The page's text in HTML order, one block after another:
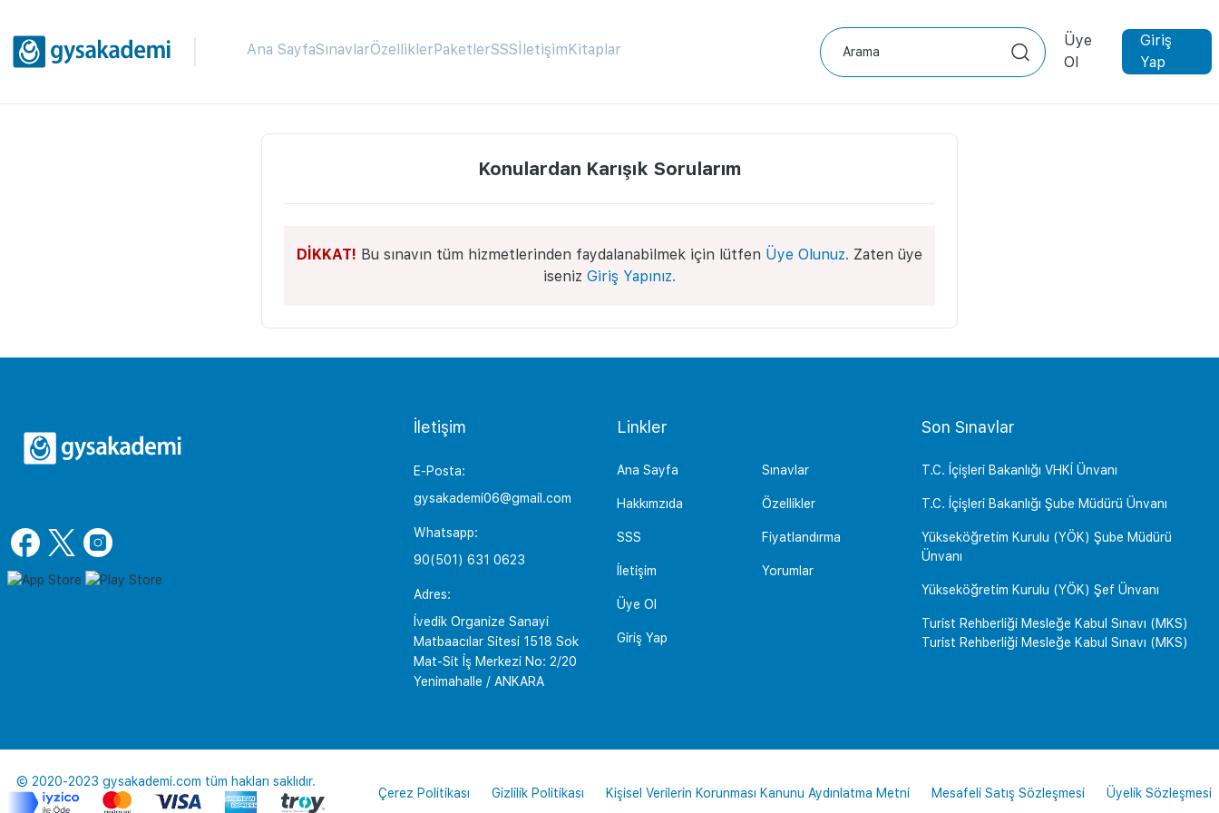
Ana SayfaSınavlarÖzelliklerPaketlerSSSİletişimKitaplar
Üye
Ol
Giriş
Yap
Konulardan Karışık Sorularım
DİKKAT! Bu sınavın tüm hizmetlerinden faydalanabilmek için lütfen Üye Olunuz. Zaten üye
iseniz Giriş Yapınız.
İletişim
E-Posta:
gysakademi06@gmail.com
Whatsapp:
90(501) 631 0623
Adres:
İvedik Organize Sanayi
Matbaacılar Sitesi 1518 Sok
Mat-Sit İş Merkezi No: 2/20
Yenimahalle / ANKARA
Linkler
Ana Sayfa
Hakkımzıda
SSS
İletişim
Üye Ol
Giriş Yap
Sınavlar
Özellikler
Fiyatlandırma
Yorumlar
Son Sınavlar
T.C. İçişleri Bakanlığı VHKİ Ünvanı
T.C. İçişleri Bakanlığı Şube Müdürü Ünvanı
Yükseköğretim Kurulu (YÖK) Şube Müdürü
Ünvanı
Yükseköğretim Kurulu (YÖK) Şef Ünvanı
Turist Rehberliği Mesleğe Kabul Sınavı (MKS)
Turist Rehberliği Mesleğe Kabul Sınavı (MKS)
© 2020-2023 gysakademi.com tüm hakları saklıdır.
Çerez Politikası
Gizlilik Politikası Kişisel Verilerin Korunması Kanunu Aydınlatma Metni Mesafeli Satış Sözleşmesi Üyelik Sözleşmesi